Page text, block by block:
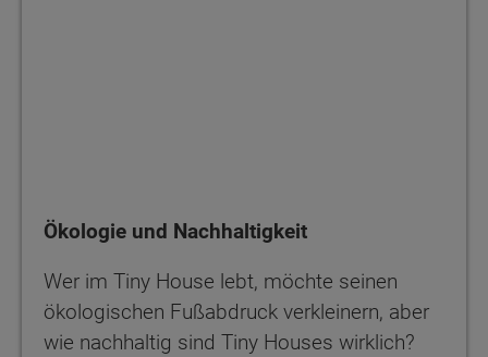
Ökologie und Nachhaltigkeit
Wer im Tiny House lebt, möchte seinen
ökologischen Fußabdruck verkleinern, aber
wie nachhaltig sind Tiny Houses wirklich?